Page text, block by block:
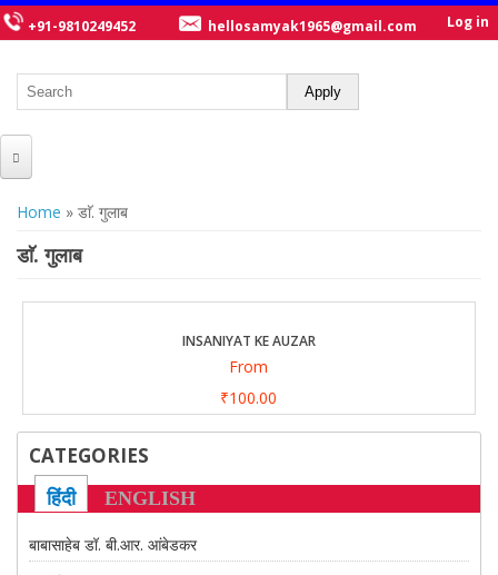
+91-9810249452 hellosamyak1965@gmail.com Log in
ABOUT US
OUR WRITERS
GALLERY
CONTACT US
You are here
Home » डाॅ. गुलाब
डाॅ. गुलाब
INSANIYAT KE AUZAR
From
₹100.00
CATEGORIES
हिंदी ENGLISH
बाबासाहेब डॉ. बी.आर. आंबेडकर